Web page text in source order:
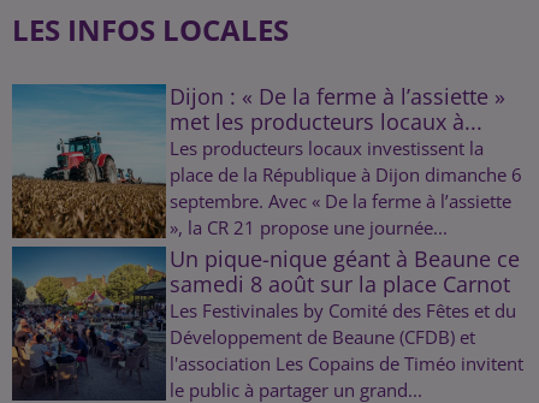
LES INFOS LOCALES
Dijon : « De la ferme à l’assiette »
met les producteurs locaux à...
Les producteurs locaux investissent la
place de la République à Dijon dimanche 6
septembre. Avec « De la ferme à l’assiette
», la CR 21 propose une journée...
Un pique-nique géant à Beaune ce
samedi 8 août sur la place Carnot
Les Festivinales by Comité des Fêtes et du
Développement de Beaune (CFDB) et
l'association Les Copains de Timéo invitent
le public à partager un grand...